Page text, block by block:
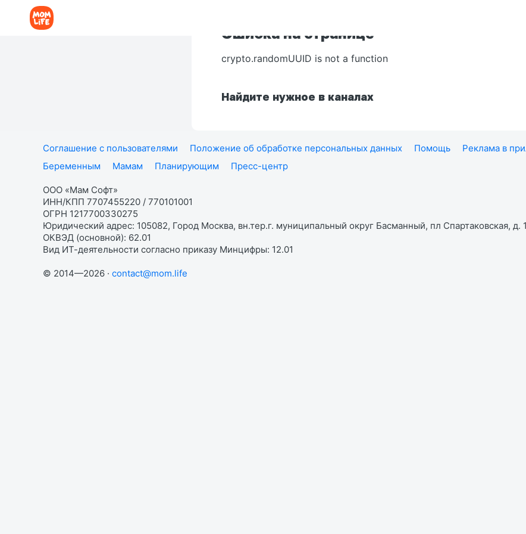
Ошибка на странице
crypto.randomUUID is not a function
Найдите нужное в каналах
Соглашение с пользователями Положение об обработке персональных данных Помощь Реклама в
Беременным
Мамам Планирующим Пресс-центр
ООО «Мам Софт»
ИНН/КПП 7707455220 / 770101001
ОГРН 1217700330275
Юридический адрес: 105082, Город Москва, вн.тер.г. муниципальный округ Басманный, пл Спартаковская,
ОКВЭД (основной): 62.01
Вид ИТ-деятельности согласно приказу Минцифры: 12.01
© 2014—2026 · contact@mom.life